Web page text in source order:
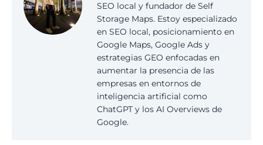
SEO local y fundador de Self
Storage Maps. Estoy especializado
en SEO local, posicionamiento en
Google Maps, Google Ads y
estrategias GEO enfocadas en
aumentar la presencia de las
empresas en entornos de
inteligencia artificial como
ChatGPT y los AI Overviews de
Google.